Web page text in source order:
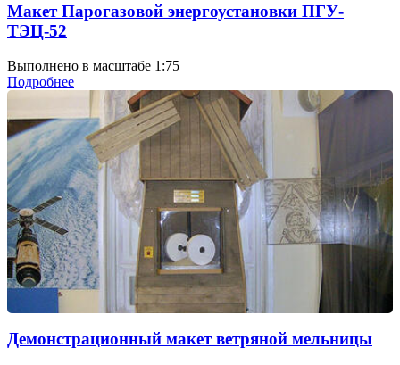
Макет Парогазовой энергоустановки ПГУ-
ТЭЦ-52
Выполнено в масштабе 1:75
Подробнее
Демонстрационный макет ветряной мельницы